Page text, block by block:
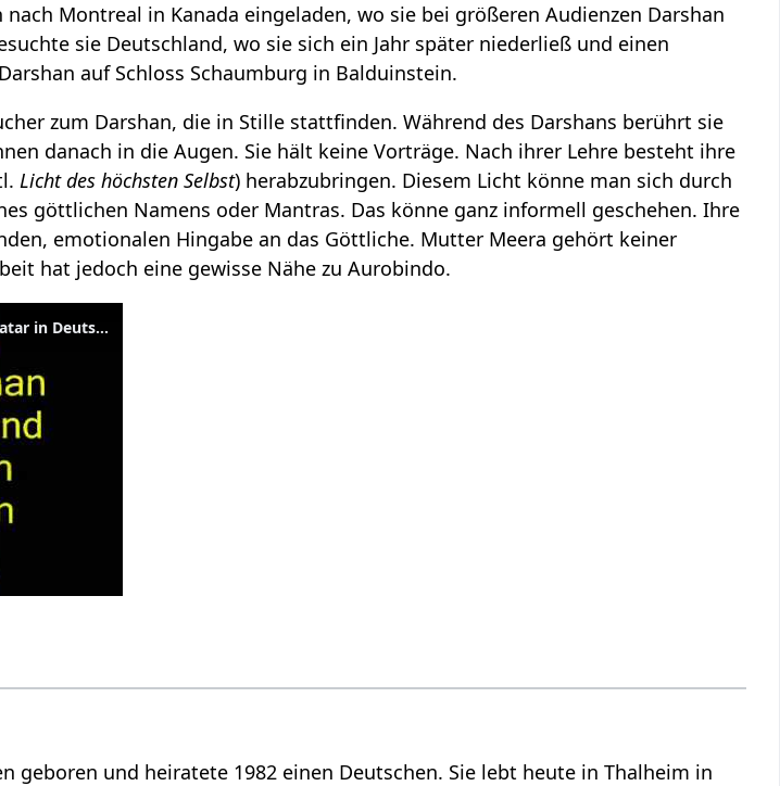
Montreal in Kanada eingeladen, wo sie bei größeren Audienzen Darshan
sie Deutschland, wo sie sich ein Jahr später niederließ und einen
auf Schloss Schaumburg in Balduinstein.
zum Darshan, die in Stille stattfinden. Während des Darshans berührt sie
danach in die Augen. Sie hält keine Vorträge. Nach ihrer Lehre besteht ihre
Licht des höchsten Selbst) herabzubringen. Diesem Licht könne man sich durch
göttlichen Namens oder Mantras. Das könne ganz informell geschehen. Ihre
emotionalen Hingabe an das Göttliche. Mutter Meera gehört keiner
hat jedoch eine gewisse Nähe zu Aurobindo.
Mutter Meera - Die göttliche Lichtbringerin - Ein Avatar in Deutschland
geboren und heiratete 1982 einen Deutschen. Sie lebt heute in Thalheim in